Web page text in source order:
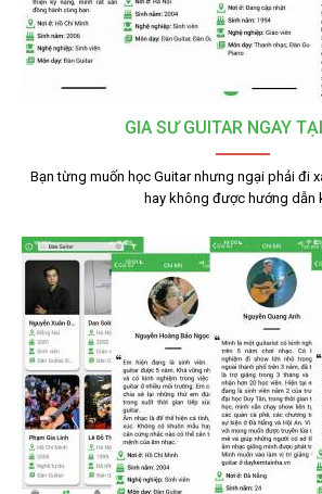
GIA SƯ GUITAR NGAY
Bạn từng muốn học Guitar nhưng ngại phải đi
hay không được hướng dẫn